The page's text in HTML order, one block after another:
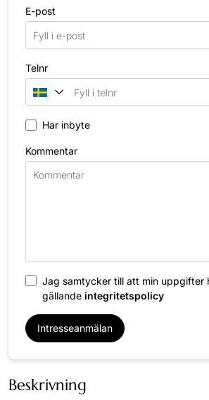
E-post
Telnr
Har inbyte
Kommentar
Jag samtycker till att min uppgifter
gällande integritetspolicy
Intresseanmälan
Beskrivning